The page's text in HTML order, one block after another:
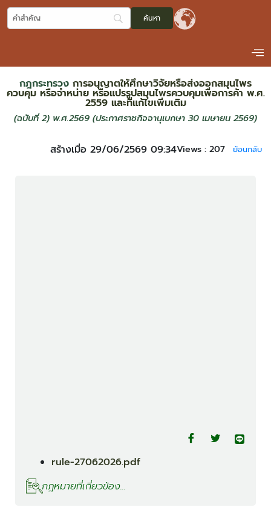
กฎกระทรวง การอนุญาตให้ศึกษาวิจัยหรือส่งออกสมุนไพร
ควบคุม หรือจําหน่าย หรือแปรรูปสมุนไพรควบคุมเพื่อการค้า พ.ศ.
2559 และที่แก้ไขเพิ่มเติม
(ฉบับที่ 2) พ.ศ.2569 (ประกาศราชกิจจานุเบกษา 30 เมษายน 2569)
สร้างเมื่อ 29/06/2569 09:34Views : 207 ย้อนกลับ
rule-27062026.pdf
กฎหมายที่เกี่ยวข้อง...